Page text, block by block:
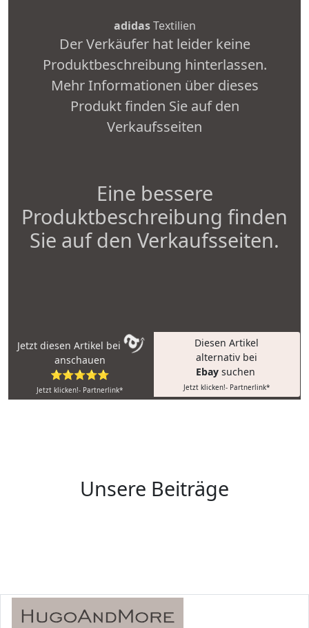
adidasTextilien
Der Verkäufer hat leider keine
Produktbeschreibung hinterlassen.
Mehr Informationen über dieses
Produkt finden Sie auf den
Verkaufsseiten
Eine bessere
Produktbeschreibung finden
Sie auf den Verkaufsseiten.
Jetzt diesen Artikel bei
anschauen
⭐⭐⭐⭐⭐
Jetzt klicken!- Partnerlink*
Diesen Artikel
alternativ bei
Ebay suchen
Jetzt klicken!- Partnerlink*
Unsere Beiträge